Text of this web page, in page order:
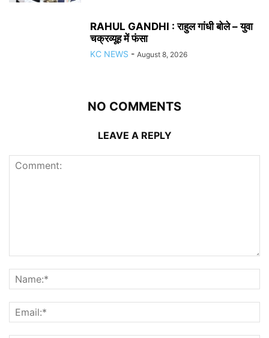
RAHUL GANDHI : राहुल गांधी बोले – युवा
चक्रव्यूह में फंसा
KC NEWS - August 8, 2026
NO COMMENTS
LEAVE A REPLY